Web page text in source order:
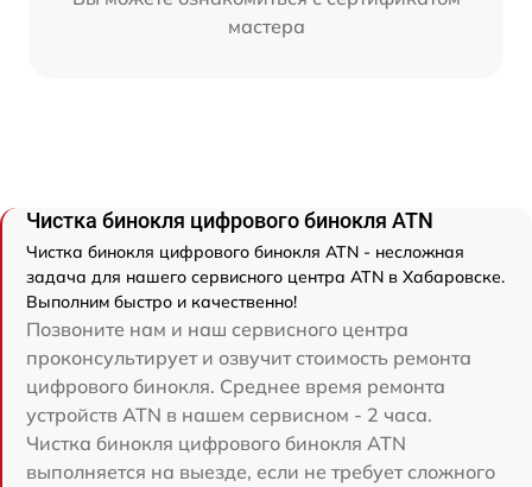
мастера
Чистка бинокля цифрового бинокля ATN
Чистка бинокля цифрового бинокля ATN - несложная
задача для нашего сервисного центра ATN в Хабаровске.
Выполним быстро и качественно!
Позвоните нам и наш сервисного центра
проконсультирует и озвучит стоимость ремонта
цифрового бинокля. Среднее время ремонта
устройств ATN в нашем сервисном - 2 часа.
Чистка бинокля цифрового бинокля ATN
выполняется на выезде, если не требует сложного